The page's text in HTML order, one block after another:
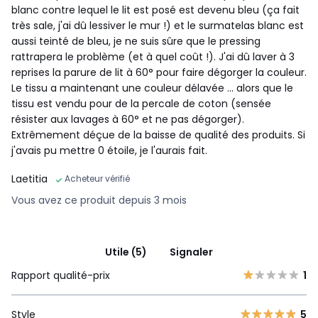
blanc contre lequel le lit est posé est devenu bleu (ça fait
très sale, j'ai dû lessiver le mur !) et le surmatelas blanc est
aussi teinté de bleu, je ne suis sûre que le pressing
rattrapera le problème (et à quel coût !). J'ai dû laver à 3
reprises la parure de lit à 60° pour faire dégorger la couleur.
Le tissu a maintenant une couleur délavée ... alors que le
tissu est vendu pour de la percale de coton (sensée
résister aux lavages à 60° et ne pas dégorger).
Extrêmement déçue de la baisse de qualité des produits. Si
j'avais pu mettre 0 étoile, je l'aurais fait.
Laetitia
Acheteur vérifié
Vous avez ce produit depuis 3 mois
Utile (5)
Signaler
Rapport qualité-prix
1
Style 5